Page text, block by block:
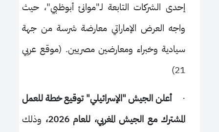
إحدى الشركات التابعة لـ"موانئ أبوظبي"، حيث
واجه العرض الإماراتي معارضة شرسة من جهة
سيادية وخبراء ومعارضين مصريين. (موقع عربي
21)
·أعلن الجيش "الإسرائيلي" توقيع خطة للعمل
المشترك مع الجيش المغربي، للعام 2026،
وذلك